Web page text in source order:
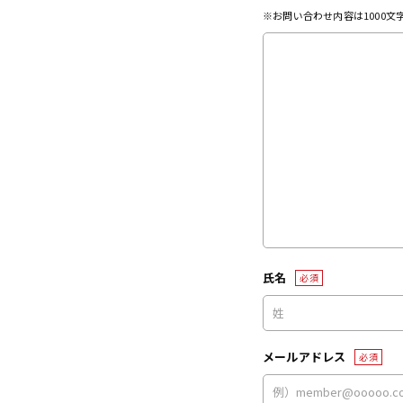
※お問い合わせ内容は1000文
氏名 必須
メールアドレス 必須